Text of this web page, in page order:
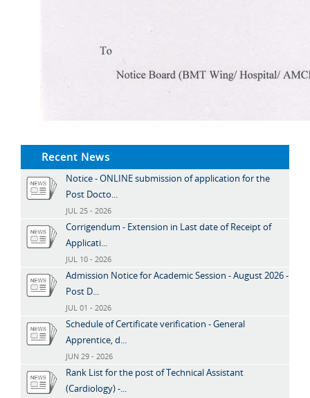
Recent News
Notice - ONLINE submission of application for the
Post Docto...
JUL 25 - 2026
Corrigendum - Extension in Last date of Receipt of
Applicati...
JUL 10 - 2026
Admission Notice for Academic Session - August 2026 -
Post D...
JUL 01 - 2026
Schedule of Certificate verification - General
Apprentice, d...
JUN 29 - 2026
Rank List for the post of Technical Assistant
(Cardiology) -...